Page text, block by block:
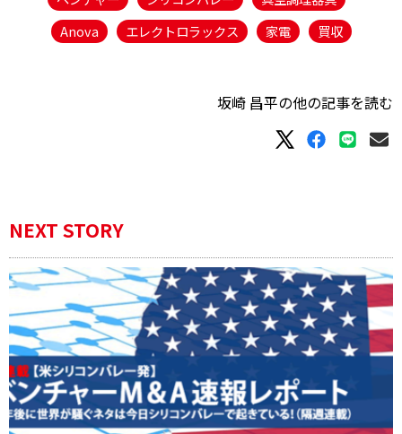
Anova
エレクトロラックス 家電 買収
坂崎 昌平の他の記事を読む
NEXT STORY